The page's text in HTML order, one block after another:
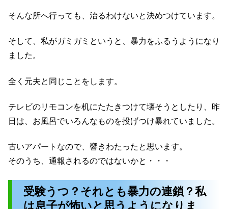
そんな所へ行っても、治るわけないと決めつけています。
そして、私がガミガミというと、暴力をふるうようになり
ました。
全く元夫と同じことをします。
テレビのリモコンを机にたたきつけて壊そうとしたり、昨
日は、お風呂でいろんなものを投げつけ暴れていました。
古いアパートなので、響きわたったと思います。
そのうち、通報されるのではないかと・・・
受験うつ？それとも暴力の連鎖？私
は息子が怖いと思うようになりま